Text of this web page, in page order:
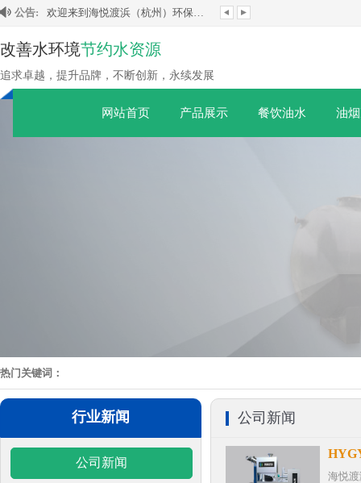
公告:
改善水环境节约水资源
追求卓越，提升品牌，不断创新，永续发展
网站首页 产品展示 餐饮油水 油
热门关键词：
行业新闻
公司新闻
公司新闻
海悦